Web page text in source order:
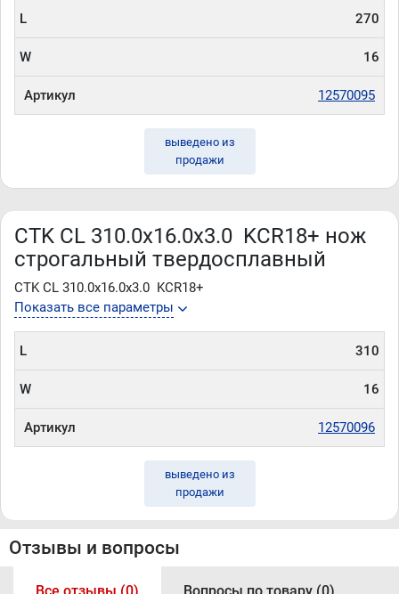
L 270
W 16
Артикул 12570095
выведено из
продажи
CTK CL 310.0x16.0x3.0 KCR18+ нож
строгальный твердосплавный
CTK CL 310.0x16.0x3.0 KCR18+
Показать все параметры
L 310
W 16
Артикул 12570096
выведено из
продажи
Отзывы и вопросы